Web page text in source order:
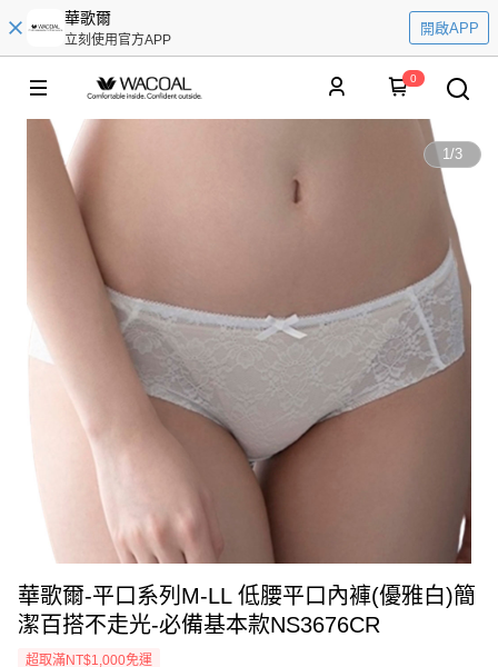
華歌爾
立刻使用官方APP
開啟APP
0
1/3
華歌爾-平口系列M-LL 低腰平口內褲(優雅白)簡
潔百搭不走光-必備基本款NS3676CR
超取滿NT$1,000免運